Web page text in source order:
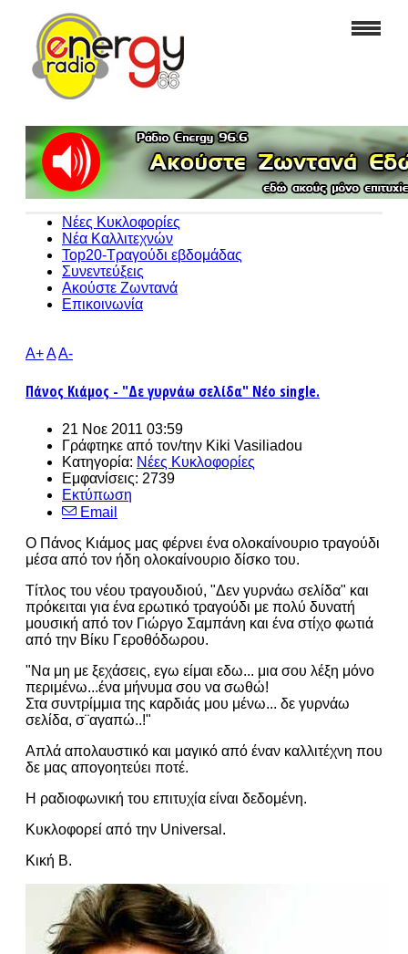
Νέες Κυκλοφορίες
Νέα Καλλιτεχνών
Top20-Τραγούδι εβδομάδας
Συνεντεύξεις
Ακούστε Ζωντανά
Επικοινωνία
A+AA-
Πάνος Κιάμος - "Δε γυρνάω σελίδα" Νέο single.
21 Νοε 2011 03:59
Γράφτηκε από τον/την Kiki Vasiliadou
Κατηγορία: Νέες Κυκλοφορίες
Εμφανίσεις: 2739
Εκτύπωση
Email
O Πάνος Κιάμος μας φέρνει ένα ολοκαίνουριο τραγούδι
μέσα από τον ήδη ολοκαίνουριο δίσκο του.
Τίτλος του νέου τραγουδιού, "Δεν γυρνάω σελίδα" και
πρόκειται για ένα ερωτικό τραγούδι με πολύ δυνατή
μουσική από τον Γιώργο Σαμπάνη και ένα στίχο φωτιά
από την Βίκυ Γεροθόδωρου.
"Να μη με ξεχάσεις, εγω είμαι εδω... μια σου λέξη μόνο
περιμένω...ένα μήνυμα σου να σωθώ!
Στα συντρίμμια της καρδιάς μου μένω... δε γυρνάω
σελίδα, σ¨αγαπώ..!"
Απλά απολαυστικό και μαγικό από έναν καλλιτέχνη που
δε μας απογοητεύει ποτέ.
Η ραδιοφωνική του επιτυχία είναι δεδομένη.
Κυκλοφορεί από την Universal.
Κική Β.